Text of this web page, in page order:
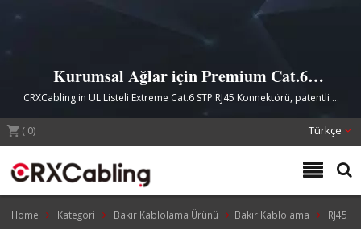
Kurumsal Ağlar için Premium Cat.6
Kalkanlı RJ45 Konnektörü
CRXCabling'in UL Listeli Extreme Cat.6 STP RJ45 Konnektörü, patentli Z
bıçak teknolojisi ve güvenilir yüksek hızlı veri iletimi için altın kaplama
( 0) Türkçe
Home Kategori Bakır Kablolama Ürünü Bakır Kablolama
RJ45